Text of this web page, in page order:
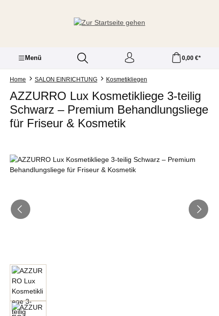
Menü 0,00 €*
Home SALON EINRICHTUNG Kosmetikliegen
AZZURRO Lux Kosmetikliege 3-teilig
Schwarz – Premium Behandlungsliege
für Friseur & Kosmetik
Bildergalerie überspringen